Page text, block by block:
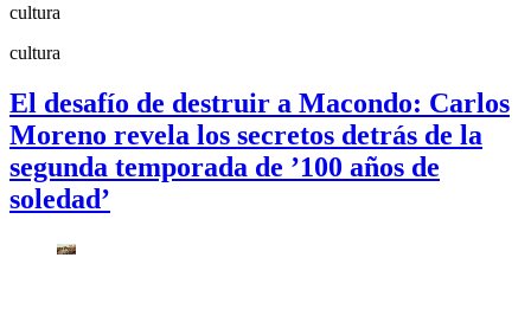
cultura
cultura
El desafío de destruir a Macondo: Carlos
Moreno revela los secretos detrás de la
segunda temporada de ’100 años de
soledad’